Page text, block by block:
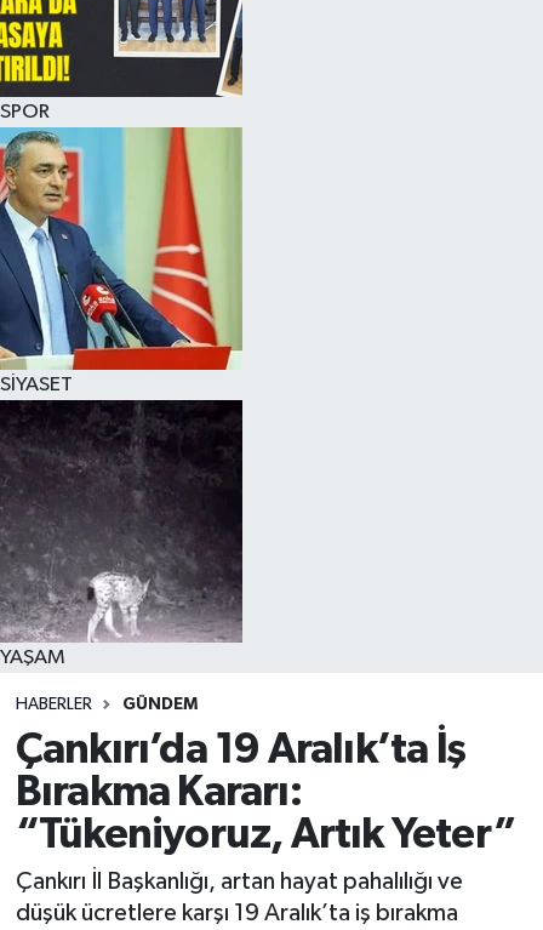
SPOR
SİYASET
YAŞAM
HABERLER GÜNDEM
Çankırı’da 19 Aralık’ta İş
Bırakma Kararı:
“Tükeniyoruz, Artık Yeter”
Çankırı İl Başkanlığı, artan hayat pahalılığı ve
düşük ücretlere karşı 19 Aralık’ta iş bırakma